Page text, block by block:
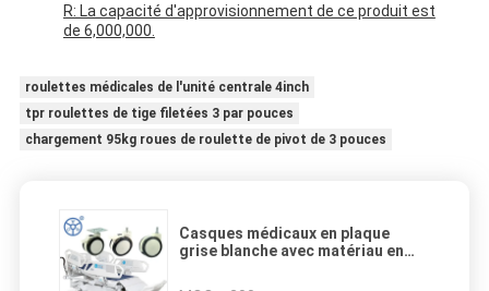
R: La capacité d'approvisionnement de ce produit est
de 6,000,000.
roulettes médicales de l'unité centrale 4inch
tpr roulettes de tige filetées 3 par pouces
chargement 95kg roues de roulette de pivot de 3 pouces
Casques médicaux en plaque
grise blanche avec matériau en
d'hôpital